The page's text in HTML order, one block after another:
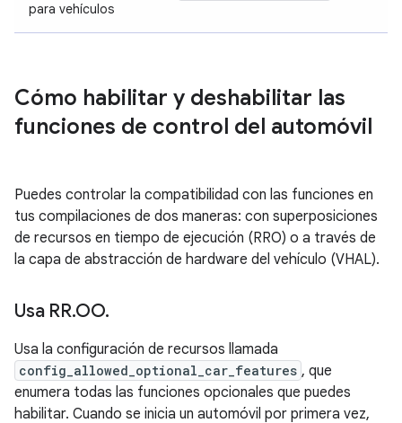
para vehículos
Cómo habilitar y deshabilitar las
funciones de control del automóvil
Puedes controlar la compatibilidad con las funciones en
tus compilaciones de dos maneras: con superposiciones
de recursos en tiempo de ejecución (RRO) o a través de
la capa de abstracción de hardware del vehículo (VHAL).
Usa RR.OO.
Usa la configuración de recursos llamada
config_allowed_optional_car_features , que
enumera todas las funciones opcionales que puedes
habilitar. Cuando se inicia un automóvil por primera vez,